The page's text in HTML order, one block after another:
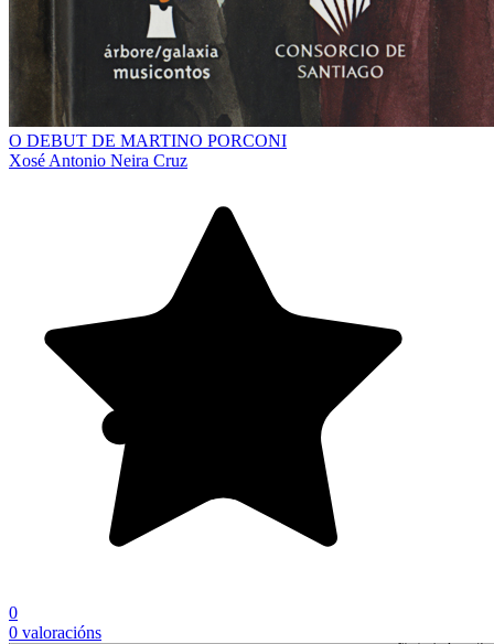
O DEBUT DE MARTINO PORCONI
Xosé Antonio Neira Cruz
0
0 valoracións